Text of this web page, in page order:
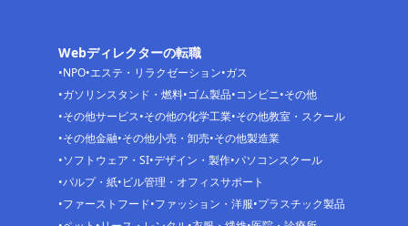
Webディレクターの転職
NPO エステ・リラクゼーション ガス
ガソリンスタンド・燃料 ゴム製品 コンビニ その他
その他サービス その他の化学工業 その他教室・スクール
その他金融 その他小売・卸売 その他製造業
ソフトウェア・SI デザイン・製作 パソコンスクール
パルプ・紙 ビル管理・オフィスサポート
ファーストフード ファッション・洋服 プラスチック製品